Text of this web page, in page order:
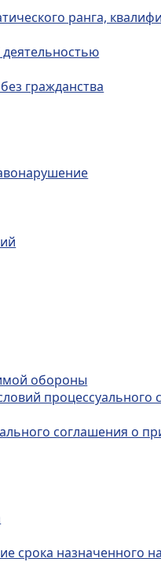
ранга,
гражданства
обороны
процессуального
соглашения о
срока назначенного